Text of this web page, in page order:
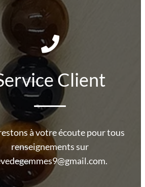
Client
à votre écoute pour tous
renseignements sur